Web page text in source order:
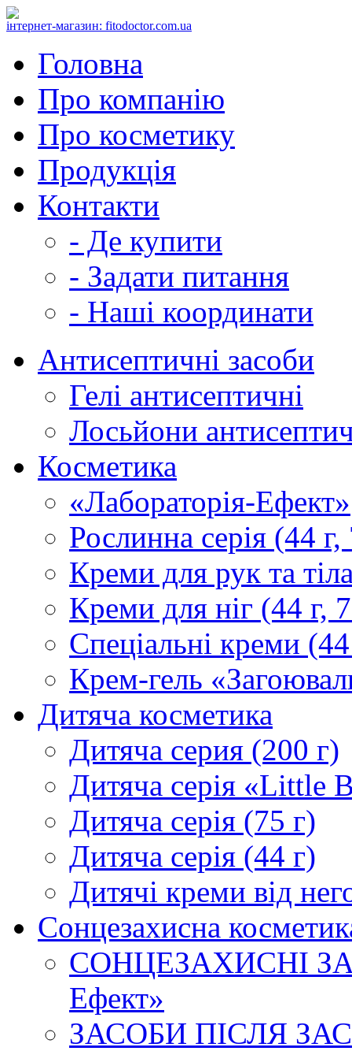
інтернет-магазин: fitodoctor.com.ua
Головна
Про компанію
Про косметику
Продукція
Контакти
- Де купити
- Задати питання
- Наші координати
Антисептичні засоби
Гелі антисептичні
Лосьйони
Косметика
«Лабораторія-Ефект»
Рослинна серія (44 г,
Креми для рук та
Креми для ніг (44 г,
Спеціальні креми
Крем-гель
Дитяча косметика
Дитяча серия (200 г)
Дитяча серія «Little
Дитяча серія (75 г)
Дитяча серія (44 г)
Дитячі креми від
Сонцезахисна
СОНЦЕЗАХИСНІ
Ефект»
ЗАСОБИ ПІСЛЯ